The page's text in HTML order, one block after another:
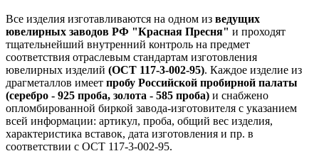
Все изделия изготавливаются на одном из ведущих
ювелирных заводов РФ "Красная Пресня" и проходят
тщательнейший внутренний контроль на предмет
соответствия отраслевым стандартам изготовления
ювелирных изделий (ОСТ 117-3-002-95). Каждое изделие из
драгметаллов имеет пробу Российской пробирной палаты
(серебро - 925 проба, золота - 585 проба) и снабжено
опломбированной биркой завода-изготовителя с указанием
всей информации: артикул, проба, общий вес изделия,
характеристика вставок, дата изготовления и пр. в
соответствии с ОСТ 117-3-002-95.